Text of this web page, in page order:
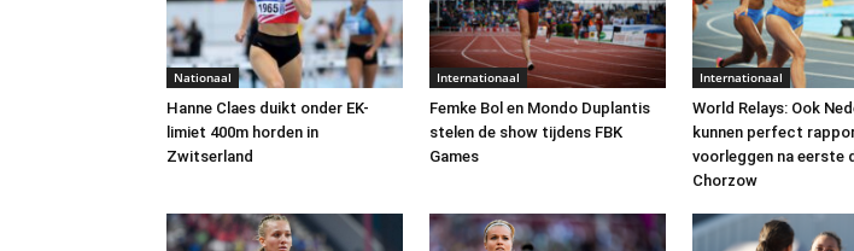
Nationaal
Hanne Claes duikt onder EK-
limiet 400m horden in
Zwitserland
Internationaal
Femke Bol en Mondo Duplantis
stelen de show tijdens FBK
Games
Internationaal
World Relays: Ook
kunnen perfect
voorleggen na eerste
Chorzow